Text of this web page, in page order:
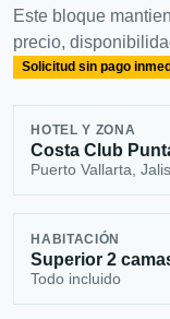
Este bloque
precio,
Solicitud sin pago
HOTEL Y ZONA
Costa Club
Puerto Vallarta,
HABITACIÓN
Superior 2
Todo incluido